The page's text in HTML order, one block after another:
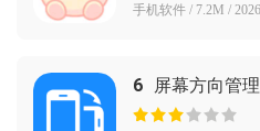
手机软件 / 7.2M /
6 屏幕方向管